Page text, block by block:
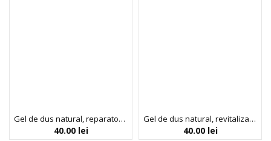
Gel de dus natural, reparator, cu Aloe vera, Faith in Nature, 400ml
40.00 lei
Gel de dus natural, revitalizant, cu fructul dragonului, Faith in Nature, 400 ml
40.00 lei